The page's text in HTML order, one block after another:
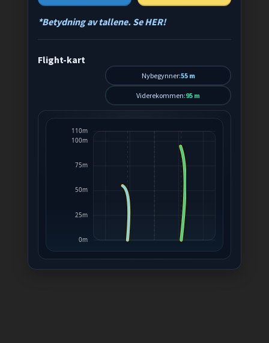
*Betydning av tallene. Se HER!
Flight-kart
Nybegynner:55 m
Viderekommen:95 m
0m
25m
50m
75m
100m
110m